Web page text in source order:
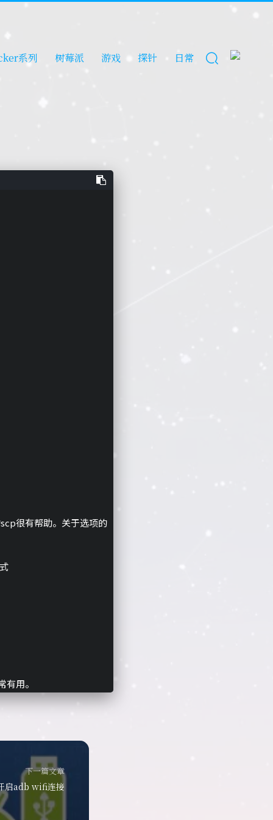
系列 树莓派 游戏 探针 日常
很有帮助。关于选项的
用。
下一篇文章
启adb wifi连接